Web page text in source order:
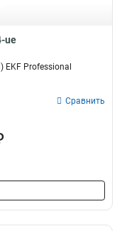
ue
EKF Professional
Сравнить